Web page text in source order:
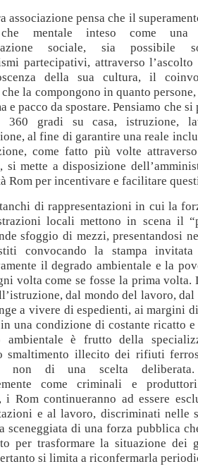
associazione pensa che il
mentale inteso come una
sociale, sia possibile
partecipativi, attraverso
della sua cultura, il
che la compongono in quanto
e pacco da spostare. Pensiamo che si
360 gradi su casa, istruzione,
al fine di garantire una reale
come fatto più volte
mette a disposizione
Rom per incentivare e facilitare
di rappresentazioni in cui la
locali mettono in scena il
sfoggio di mezzi, presentandosi
convocando la stampa invitata
il degrado ambientale e la
volta come se fosse la prima volta.
dal mondo del lavoro, dal
a vivere di espedienti, ai margini
una condizione di costante ricatto
ambientale è frutto della
smaltimento illecito dei rifiuti
non di una scelta deliberata.
come criminali e
i Rom continueranno ad essere
e al lavoro, discriminati nelle
sceneggiata di una forza pubblica
per trasformare la situazione dei
si limita a riconfermarla